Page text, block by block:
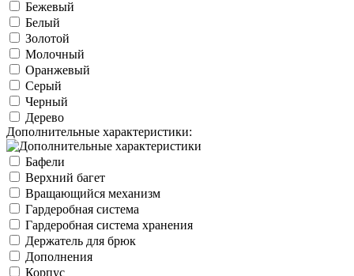
Бежевый
Белый
Золотой
Молочный
Оранжевый
Серый
Черный
Дерево
Дополнительные характеристики:
Бафели
Верхний багет
Вращающийся механизм
Гардеробная система
Гардеробная система хранения
Держатель для брюк
Дополнения
Корпус